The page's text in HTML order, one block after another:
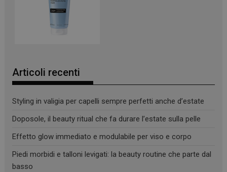
Articoli recenti
Styling in valigia per capelli sempre perfetti anche d’estate
Doposole, il beauty ritual che fa durare l’estate sulla pelle
Effetto glow immediato e modulabile per viso e corpo
Piedi morbidi e talloni levigati: la beauty routine che parte dal
basso
.panoramacosmetico.it